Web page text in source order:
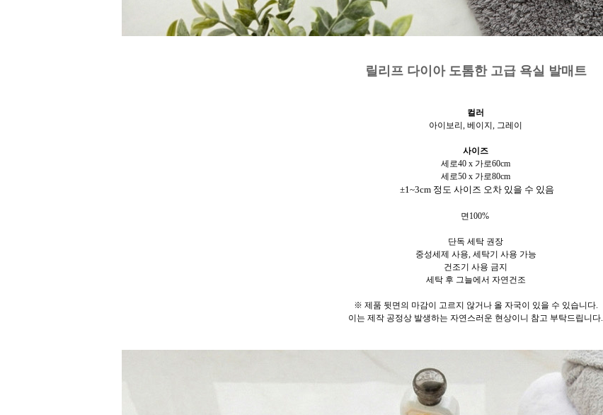
릴리프 다이아 도톰한 고급 욕실 발매트
컬러
아이보리, 베이지, 그레이
사이즈
세로40 x 가로60cm
세로50 x 가로80cm
±1~3cm 정도 사이즈 오차 있을 수 있음
면100%
단독 세탁 권장
중성세제 사용, 세탁기 사용 가능
건조기 사용 금지
세탁 후 그늘에서 자연건조
※ 제품 뒷면의 마감이 고르지 않거나 올 자국이 있을 수 있습니다.
이는 제작 공정상 발생하는 자연스러운 현상이니 참고 부탁드립니다.